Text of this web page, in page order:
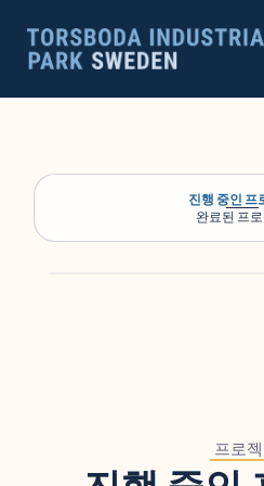
진행 중인 프
완료된 프
프로